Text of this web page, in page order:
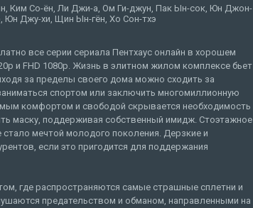
Ким Со-ён, Ли Джи-а, Ом Ги-джун, Пак Ын-сок, Юн Джон-
Юн Джу-хи, Щин Ын-гён, Хо Сон-тхэ
все серии сериала Пентхаус онлайн в хорошем
и FHD 1080p. Жизнь в элитном жилом комплексе бьет
за пределы своего дома можно сходить за
спортом или заключить многомиллионную
комфортом и свободой скрывается необходимость
маску, поддерживая собственный имидж. Стоэтажное
стало мечтой молодого поколения. Дерзкие и
если это пригодится для поддержания
где распространяются самые страшные сплетни и
предательством и обманом, направленными на